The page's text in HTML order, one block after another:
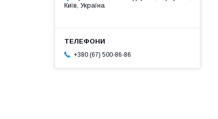
Київ, Україна
+380 (67) 500-86-86